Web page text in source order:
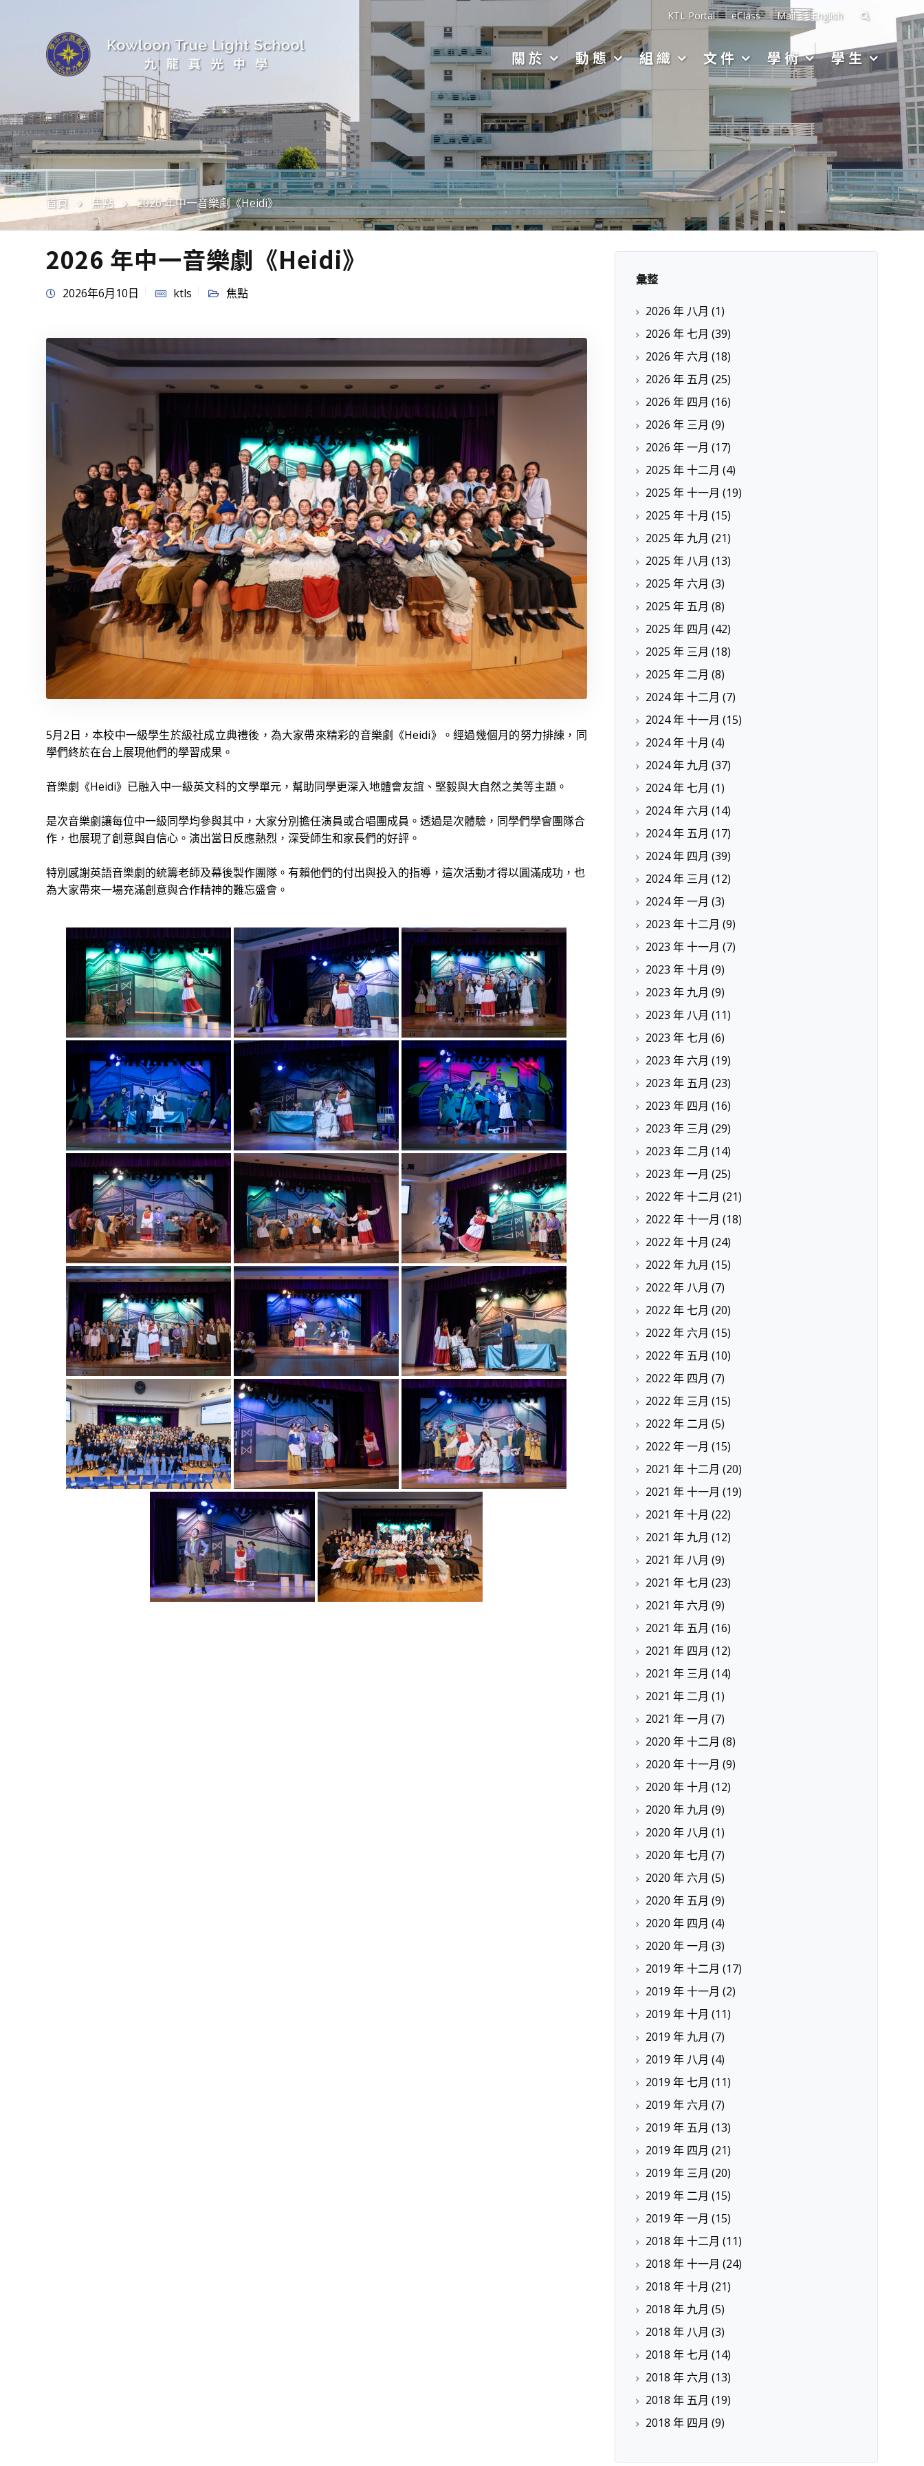
KTL Portal eClass Mail English
搜
尋
關
於：
關於 動態 組織 文件 學術 學生
首頁 焦點 2026 年中一音樂劇《Heidi》
2026 年中一音樂劇《Heidi》
2026年6月10日 ktls 焦點
5月2日，本校中一級學生於級社成立典禮後，為大家帶來精彩的音樂劇《Heidi》。經過幾個月的努力排練，同
學們終於在台上展現他們的學習成果。
音樂劇《Heidi》已融入中一級英文科的文學單元，幫助同學更深入地體會友誼、堅毅與大自然之美等主題。
是次音樂劇讓每位中一級同學均參與其中，大家分別擔任演員或合唱團成員。透過是次體驗，同學們學會團隊合
作，也展現了創意與自信心。演出當日反應熱烈，深受師生和家長們的好評。
特別感謝英語音樂劇的統籌老師及幕後製作團隊。有賴他們的付出與投入的指導，這次活動才得以圓滿成功，也
為大家帶來一場充滿創意與合作精神的難忘盛會。
彙整
2026 年 八月 (1)
2026 年 七月 (39)
2026 年 六月 (18)
2026 年 五月 (25)
2026 年 四月 (16)
2026 年 三月 (9)
2026 年 一月 (17)
2025 年 十二月 (4)
2025 年 十一月 (19)
2025 年 十月 (15)
2025 年 九月 (21)
2025 年 八月 (13)
2025 年 六月 (3)
2025 年 五月 (8)
2025 年 四月 (42)
2025 年 三月 (18)
2025 年 二月 (8)
2024 年 十二月 (7)
2024 年 十一月 (15)
2024 年 十月 (4)
2024 年 九月 (37)
2024 年 七月 (1)
2024 年 六月 (14)
2024 年 五月 (17)
2024 年 四月 (39)
2024 年 三月 (12)
2024 年 一月 (3)
2023 年 十二月 (9)
2023 年 十一月 (7)
2023 年 十月 (9)
2023 年 九月 (9)
2023 年 八月 (11)
2023 年 七月 (6)
2023 年 六月 (19)
2023 年 五月 (23)
2023 年 四月 (16)
2023 年 三月 (29)
2023 年 二月 (14)
2023 年 一月 (25)
2022 年 十二月 (21)
2022 年 十一月 (18)
2022 年 十月 (24)
2022 年 九月 (15)
2022 年 八月 (7)
2022 年 七月 (20)
2022 年 六月 (15)
2022 年 五月 (10)
2022 年 四月 (7)
2022 年 三月 (15)
2022 年 二月 (5)
2022 年 一月 (15)
2021 年 十二月 (20)
2021 年 十一月 (19)
2021 年 十月 (22)
2021 年 九月 (12)
2021 年 八月 (9)
2021 年 七月 (23)
2021 年 六月 (9)
2021 年 五月 (16)
2021 年 四月 (12)
2021 年 三月 (14)
2021 年 二月 (1)
2021 年 一月 (7)
2020 年 十二月 (8)
2020 年 十一月 (9)
2020 年 十月 (12)
2020 年 九月 (9)
2020 年 八月 (1)
2020 年 七月 (7)
2020 年 六月 (5)
2020 年 五月 (9)
2020 年 四月 (4)
2020 年 一月 (3)
2019 年 十二月 (17)
2019 年 十一月 (2)
2019 年 十月 (11)
2019 年 九月 (7)
2019 年 八月 (4)
2019 年 七月 (11)
2019 年 六月 (7)
2019 年 五月 (13)
2019 年 四月 (21)
2019 年 三月 (20)
2019 年 二月 (15)
2019 年 一月 (15)
2018 年 十二月 (11)
2018 年 十一月 (24)
2018 年 十月 (21)
2018 年 九月 (5)
2018 年 八月 (3)
2018 年 七月 (14)
2018 年 六月 (13)
2018 年 五月 (19)
2018 年 四月 (9)